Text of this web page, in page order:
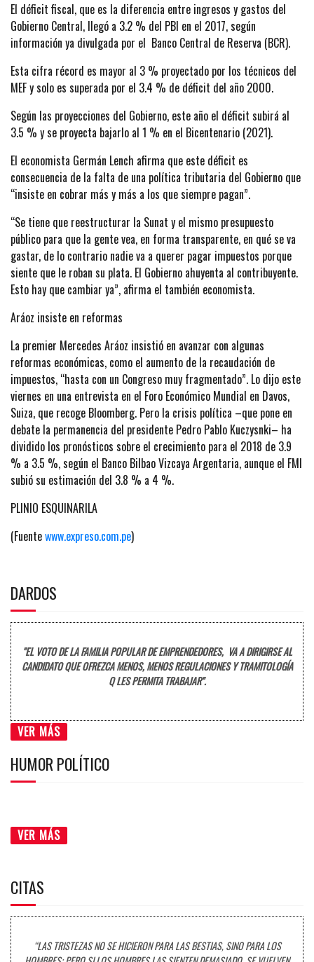
El déficit fiscal, que es la diferencia entre ingresos y gastos del
Gobierno Central, llegó a 3.2 % del PBI en el 2017, según
información ya divulgada por el Banco Central de Reserva (BCR).
Esta cifra récord es mayor al 3 % proyectado por los técnicos del
MEF y solo es superada por el 3.4 % de déficit del año 2000.
Según las proyecciones del Gobierno, este año el déficit subirá al
3.5 % y se proyecta bajarlo al 1 % en el Bicentenario (2021).
El economista Germán Lench afirma que este déficit es
consecuencia de la falta de una política tributaria del Gobierno que
“insiste en cobrar más y más a los que siempre pagan”.
“Se tiene que reestructurar la Sunat y el mismo presupuesto
público para que la gente vea, en forma transparente, en qué se va
gastar, de lo contrario nadie va a querer pagar impuestos porque
siente que le roban su plata. El Gobierno ahuyenta al contribuyente.
Esto hay que cambiar ya”, afirma el también economista.
Aráoz insiste en reformas
La premier Mercedes Aráoz insistió en avanzar con algunas
reformas económicas, como el aumento de la recaudación de
impuestos, “hasta con un Congreso muy fragmentado”. Lo dijo este
viernes en una entrevista en el Foro Económico Mundial en Davos,
Suiza, que recoge Bloomberg. Pero la crisis política –que pone en
debate la permanencia del presidente Pedro Pablo Kuczysnki– ha
dividido los pronósticos sobre el crecimiento para el 2018 de 3.9
% a 3.5 %, según el Banco Bilbao Vizcaya Argentaria, aunque el FMI
subió su estimación del 3.8 % a 4 %.
PLINIO ESQUINARILA
(Fuentewww.expreso.com.pe)
DARDOS
"EL VOTO DE LA FAMILIA POPULAR DE EMPRENDEDORES, VA A DIRIGIRSE AL
CANDIDATO QUE OFREZCA MENOS, MENOS REGULACIONES Y TRAMITOLOGÍA
Q LES PERMITA TRABAJAR".
VER MÁS
HUMOR POLÍTICO
VER MÁS
CITAS
“LAS TRISTEZAS NO SE HICIERON PARA LAS BESTIAS, SINO PARA LOS